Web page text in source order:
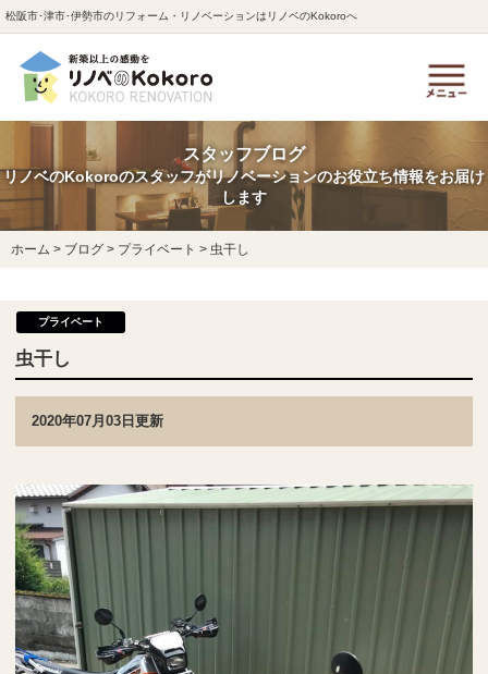
松阪市･津市･伊勢市のリフォーム・リノベーションはリノベのKokoroへ
スタッフブログ
リノベのKokoroのスタッフがリノベーションのお役立ち情報をお届け
します
ホーム > ブログ > プライベート > 虫干し
プライベート
虫干し
2020年07月03日更新